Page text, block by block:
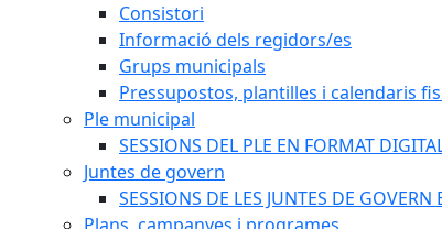
Consistori
Informació dels regidors/es
Grups municipals
Pressupostos, plantilles i calendaris
Ple municipal
SESSIONS DEL PLE EN FORMAT
Juntes de govern
SESSIONS DE LES JUNTES DE